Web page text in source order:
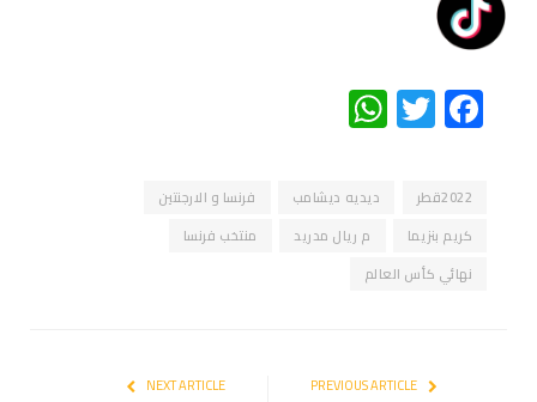
Facebook
Twitter
WhatsApp
2022قطر ديديه ديشامب
فرنسا و الارجنتين
كريم بنزيما
م ريال مدريد
منتخب فرنسا
نهائي كأس العالم
NEXT ARTICLE